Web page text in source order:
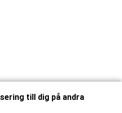
till dig på andra